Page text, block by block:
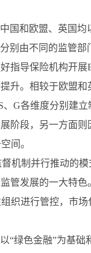
国和欧盟、英国
别由不同的监管
指导保险机构开展
升。相较于欧盟
G各维度分别建
阶段，另一方面
间。
机制并行推动的
管发展的一大特
织进行管控，市场
绿色金融”为基